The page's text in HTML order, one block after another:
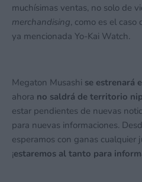
muchísimas ventas, no solo de
merchandising, como es el caso
ya mencionada Yo-Kai Watch.
Megaton Musashi se estrenará
ahora no saldrá de territorio
estar pendientes de nuevas
para nuevas informaciones.
esperamos con ganas cualquier
¡estaremos al tanto para